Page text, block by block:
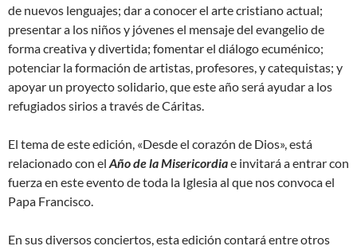
de nuevos lenguajes; dar a conocer el arte cristiano actual;
presentar a los niños y jóvenes el mensaje del evangelio de
forma creativa y divertida; fomentar el diálogo ecuménico;
potenciar la formación de artistas, profesores, y catequistas; y
apoyar un proyecto solidario, que este año será ayudar a los
refugiados sirios a través de Cáritas.
El tema de este edición, «Desde el corazón de Dios», está
relacionado con el Año de la Misericordiae invitará a entrar con
fuerza en este evento de toda la Iglesia al que nos convoca el
Papa Francisco.
En sus diversos conciertos, esta edición contará entre otros